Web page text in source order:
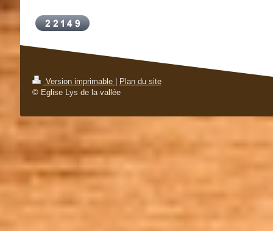
Version imprimable
Plan du site
© Eglise Lys de la vallée